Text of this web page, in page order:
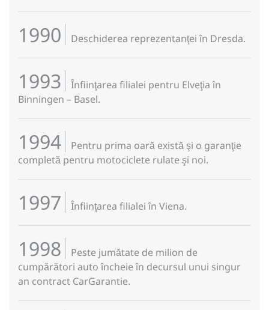
1990 Deschiderea reprezentanţei în Dresda.
1993
Înfiinţarea filialei pentru Elveţia în
Binningen – Basel.
1994
Pentru prima oară există şi o garanţie
completă pentru motociclete rulate şi noi.
1997 Înfiinţarea filialei în Viena.
1998
Peste jumătate de milion de
cumpărători auto încheie în decursul unui singur
an contract CarGarantie.